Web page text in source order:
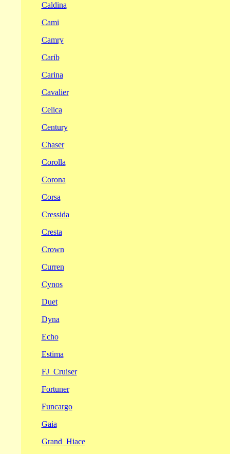
Caldina
Cami
Camry
Carib
Carina
Cavalier
Celica
Century
Chaser
Corolla
Corona
Corsa
Cressida
Cresta
Crown
Curren
Cynos
Duet
Dyna
Echo
Estima
FJ_Cruiser
Fortuner
Funcargo
Gaia
Grand_Hiace